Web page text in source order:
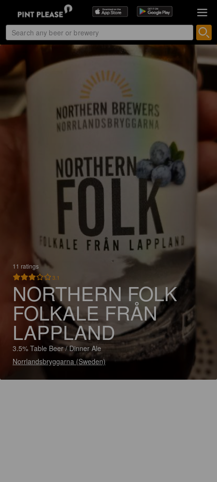
11 ratings
3.1
NORTHERN FOLK
FOLKALE FRÅN
LAPPLAND
3.5% Table Beer / Dinner Ale
Norrlandsbryggarna (Sweden)